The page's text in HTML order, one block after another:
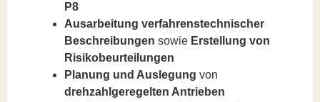
P8
Ausarbeitung verfahrenstechnischer
Beschreibungen sowie Erstellung von
Risikobeurteilungen
Planung und Auslegung von
drehzahlgeregelten Antrieben